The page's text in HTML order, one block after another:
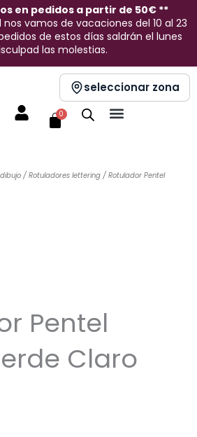
en pedidos a partir de 50€ **
vamos de vacaciones del 10 al 23
de estos días saldrán el lunes
las molestias.
seleccionar zona
0
Carrito
/ Rotuladores lettering/ Rotulador Pentel
Pentel
Claro